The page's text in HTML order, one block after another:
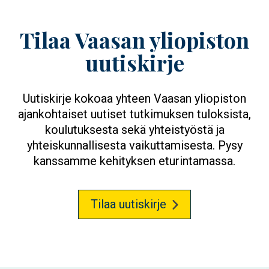
Tilaa Vaasan yliopiston
uutiskirje
Uutiskirje kokoaa yhteen Vaasan yliopiston
ajankohtaiset uutiset tutkimuksen tuloksista,
koulutuksesta sekä yhteistyöstä ja
yhteiskunnallisesta vaikuttamisesta. Pysy
kanssamme kehityksen eturintamassa.
Tilaa uutiskirje